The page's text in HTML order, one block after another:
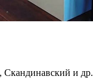
и др.